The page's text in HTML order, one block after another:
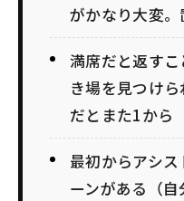
がかなり大変
満席だと返す
き場を見つけ
だとまた1から
最初からアシ
ーンがある（